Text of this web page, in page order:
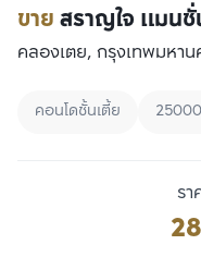
ขายสราญใจ แมน
คลองเตย, กรุงเทพมหาน
คอนโดชั้นเตี้ย
รา